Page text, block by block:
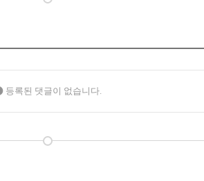
등록된 댓글이 없습니다.